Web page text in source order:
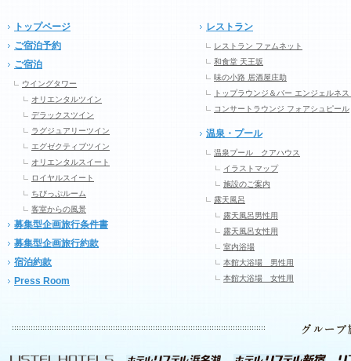
トップページ
ご宿泊予約
ご宿泊
ウイングタワー
オリエンタルツイン
デラックスツイン
ラグジュアリーツイン
エグゼクティブツイン
オリエンタルスイート
ロイヤルスイート
ちびっぷルーム
客室からの風景
募集型企画旅行条件書
募集型企画旅行約款
宿泊約款
Press Room
レストラン
レストラン ファムネット
和食堂 天王坂
味の小路 居酒屋庄助
トップラウンジ＆バー エンジェルネス
コンサートラウンジ フォアシュピール
温泉・プール
温泉プール クアハウス
イラストマップ
施設のご案内
露天風呂
露天風呂男性用
露天風呂女性用
室内浴場
本館大浴場 男性用
本館大浴場 女性用